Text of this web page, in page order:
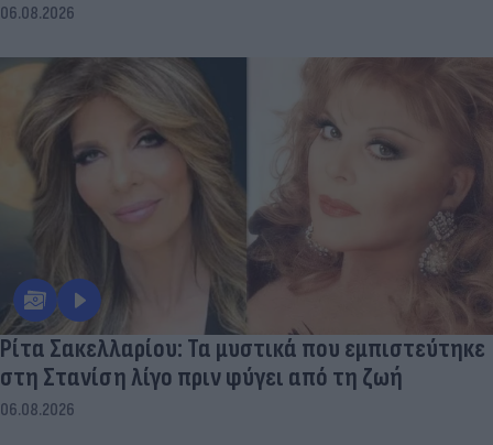
06.08.2026
Ρίτα Σακελλαρίου: Τα μυστικά που εμπιστεύτηκε
στη Στανίση λίγο πριν φύγει από τη ζωή
06.08.2026